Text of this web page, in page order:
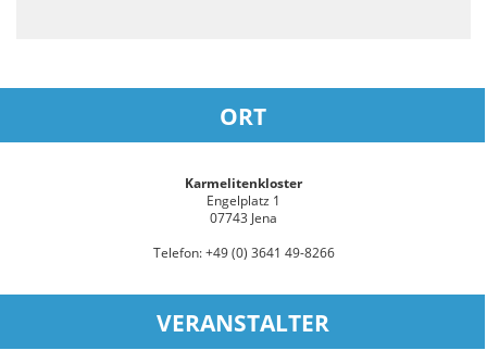
ORT
Karmelitenkloster
Engelplatz 1
07743 Jena
Telefon: +49 (0) 3641 49-8266
VERANSTALTER